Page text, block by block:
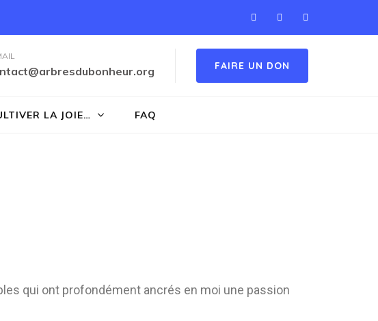
FAIRE UN DON
LA JOIE… FAQ
qui ont profondément ancrés en moi une passion